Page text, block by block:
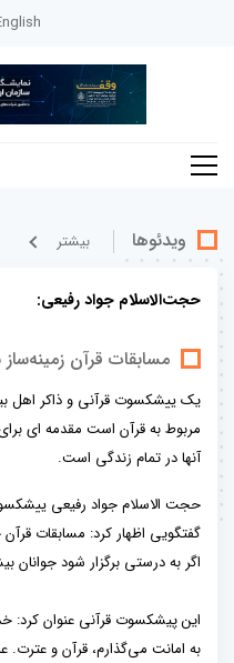
ویدئوها بيشتر
حجت‌الاسلام جواد رفیعی:
مسابقات قرآن
یک ییشکسوت قرآنی و ذاکر اهل
مربوط به قرآن است مقدمه ای
آنها در تمام زندگی است.
حجت الاسلام جواد رفیعی
گفتگویی اظهار کرد: مسابقات قرآن
اگر به درستی برگزار شود جوانان
این پیشکسوت قرآنی عنوان کرد:
به امانت می‌گذارم، قرآن و